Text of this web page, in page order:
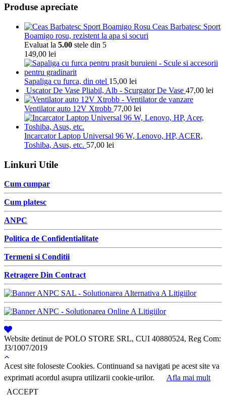
Produse apreciate
Ceas Barbatesc Sport
Boamigo rosu, rezistent la apa si socuri
Evaluat la 5.00 stele din 5
149,00 lei
Sapaliga cu furca, din otel 15,00 lei
Uscator De Vase Pliabil, Alb - Scurgator De Vase 47,00 lei
Ventilator auto 12V Xtrobb 77,00 lei
Incarcator Laptop Universal 96 W, Lenovo, HP, ACER,
Toshiba, Asus, etc. 57,00 lei
Linkuri Utile
Cum cumpar
Cum platesc
ANPC
Politica de Confidentialitate
Termeni si Conditii
Retragere Din Contract
Website detinut de POLO STORE SRL, CUI 40880524, Reg Com:
J3/1007/2019
Acest site foloseste Cookies. Continuand sa navigati pe acest site va
exprimati acordul asupra utilizarii cookie-urilor.
Afla mai mult
ACCEPT